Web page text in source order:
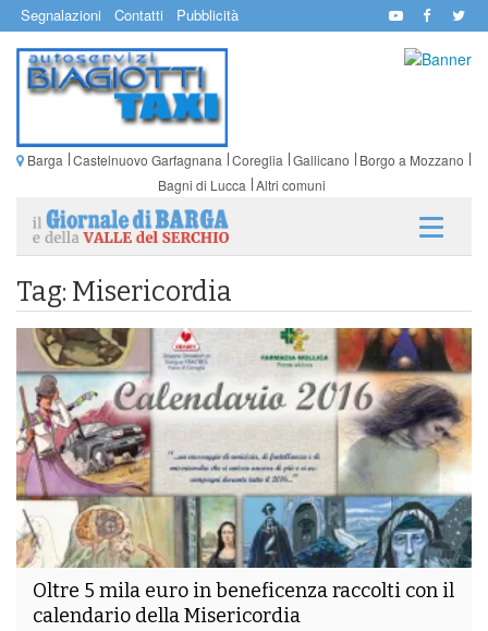
Segnalazioni Contatti Pubblicità
Barga Castelnuovo Garfagnana Coreglia Gallicano
Borgo a Mozzano
Bagni di Lucca Altri comuni
Tag: Misericordia
Oltre 5 mila euro in beneficenza raccolti con il
calendario della Misericordia